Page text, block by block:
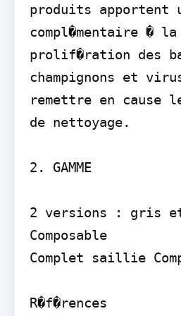
produits apportent
compl�mentaire � la
prolif�ration des
champignons et
remettre en cause
de nettoyage.
2. GAMME
2 versions : gris
Composable
Complet saillie
R�f�rences